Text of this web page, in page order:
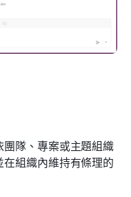
隊、專案或主題組織
組織內維持有條理的